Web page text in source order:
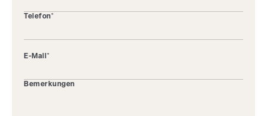
Telefon*
E-Mail*
Bemerkungen